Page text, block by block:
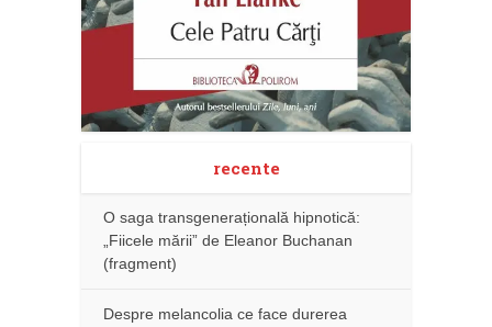
recente
O saga transgenerațională hipnotică:
„Fiicele mării” de Eleanor Buchanan
(fragment)
Despre melancolia ce face durerea